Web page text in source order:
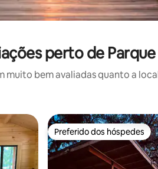
perto de
bem avaliadas quanto a
Preferido dos hóspedes
Preferido dos hóspedes